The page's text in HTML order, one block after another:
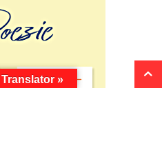
Translator »